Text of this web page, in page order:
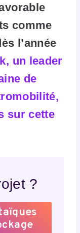
comme
l’année
un leader
de
sur cette
?